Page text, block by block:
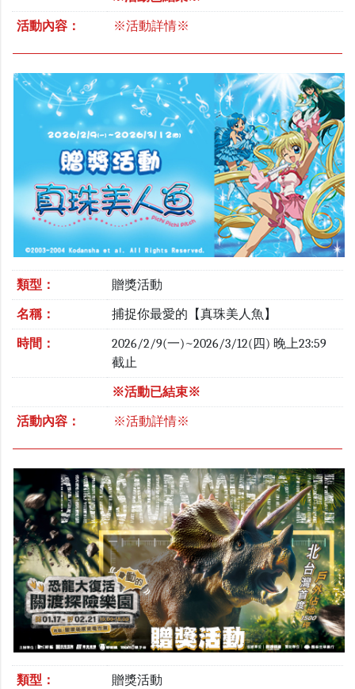
活動內容： ※活動詳情※
類型： 贈獎活動
名稱： 捕捉你最愛的【真珠美人魚】
時間：
2026/2/9(一)~2026/3/12(四) 晚上23:59
截止
※活動已結束※
活動內容： ※活動詳情※
類型： 贈獎活動